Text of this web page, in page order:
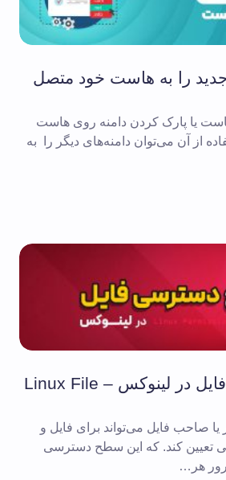
را به هاست خود متصل
یا پارک کردن دامنه روی هاست
از آن می‌توان دامنه‌های دیگر را به
سطح دسترسی فایل در لینوکس – Linux File
صاحب فایل می‌تواند برای فایل و
تعیین کند. که این سطح دسترسی
هر…